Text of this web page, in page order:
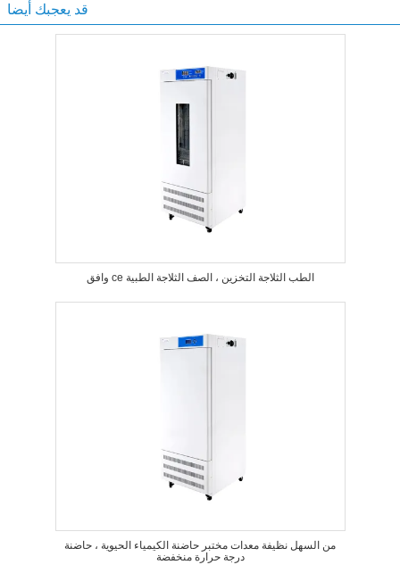
قد يعجبك أيضا
وافق ce الطب الثلاجة التخزين ، الصف الثلاجة الطبية
من السهل نظيفة معدات مختبر حاضنة الكيمياء الحيوية ، حاضنة
درجة حرارة منخفضة